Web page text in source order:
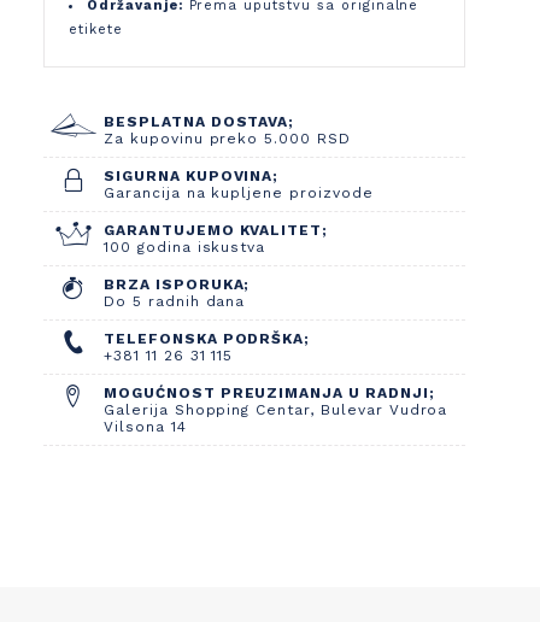
Održavanje: Prema uputstvu sa originalne
etikete
BESPLATNA DOSTAVA;
Za kupovinu preko 5.000 RSD
SIGURNA KUPOVINA;
Garancija na kupljene proizvode
GARANTUJEMO KVALITET;
100 godina iskustva
BRZA ISPORUKA;
Do 5 radnih dana
TELEFONSKA PODRŠKA;
+381 11 26 31 115
MOGUĆNOST PREUZIMANJA U RADNJI;
Galerija Shopping Centar, Bulevar Vudroa
Vilsona 14